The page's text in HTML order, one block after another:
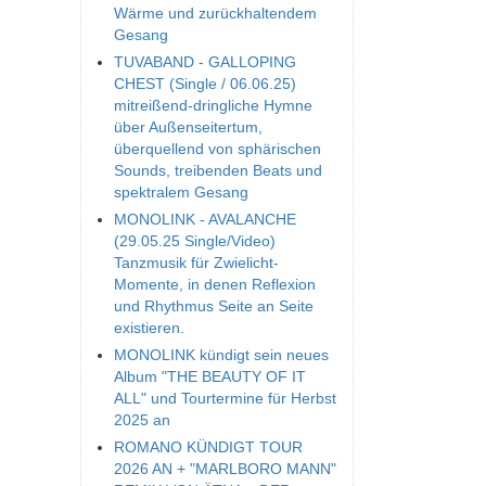
Wärme und zurückhaltendem
Gesang
TUVABAND - GALLOPING
CHEST (Single / 06.06.25)
mitreißend-dringliche Hymne
über Außenseitertum,
überquellend von sphärischen
Sounds, treibenden Beats und
spektralem Gesang
MONOLINK - AVALANCHE
(29.05.25 Single/Video)
Tanzmusik für Zwielicht-
Momente, in denen Reflexion
und Rhythmus Seite an Seite
existieren.
MONOLINK kündigt sein neues
Album "THE BEAUTY OF IT
ALL" und Tourtermine für Herbst
2025 an
ROMANO KÜNDIGT TOUR
2026 AN + "MARLBORO MANN"